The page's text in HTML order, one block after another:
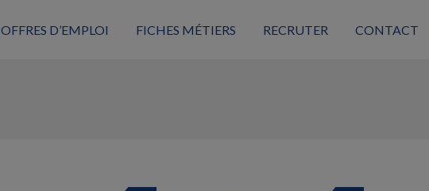
OFFRES D’EMPLOI FICHES MÉTIERS RECRUTER CONTACT